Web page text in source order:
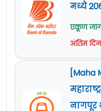
२५
मध्ये
एकूण
अंतिम
[Maha
नागपूर